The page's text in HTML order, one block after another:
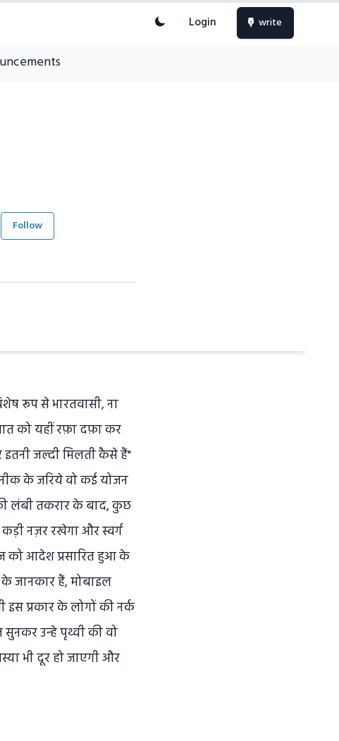
Login write
Follow
रूप से भारतवासी, ना
को यहीं रफ़ा दफ़ा कर
जल्दी मिलती कैसे हैं"
के जरिये वो कई योजन
लंबी तकरार के बाद, कुछ
नज़र रखेगा और स्वर्ग
को आदेश प्रसारित हुआ के
जानकार हैं, मोबाइल
इस प्रकार के लोगों की नर्क
उन्हे पृथ्वी की वो
भी दूर हो जाएगी और